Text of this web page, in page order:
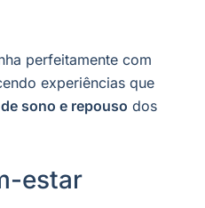
perfeitamente com
experiências que
sono e repouso dos
estar